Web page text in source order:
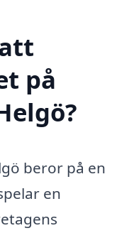
på
beror på en
en